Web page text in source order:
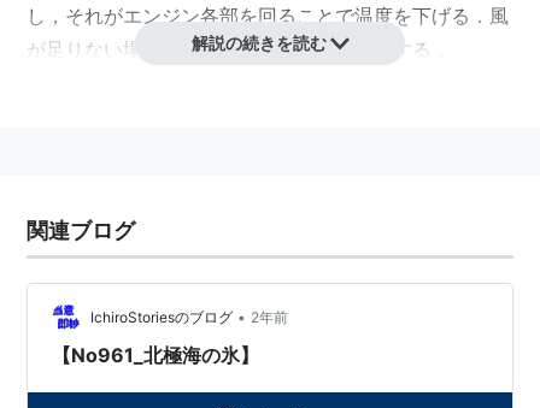
し，それがエンジン各部を回ることで温度を下げる．風
が足りない場合は、自動的にファンが作動する．
解説の続きを読む
関連ブログ
IchiroStoriesのブログ • 2年前
【No961_北極海の氷】